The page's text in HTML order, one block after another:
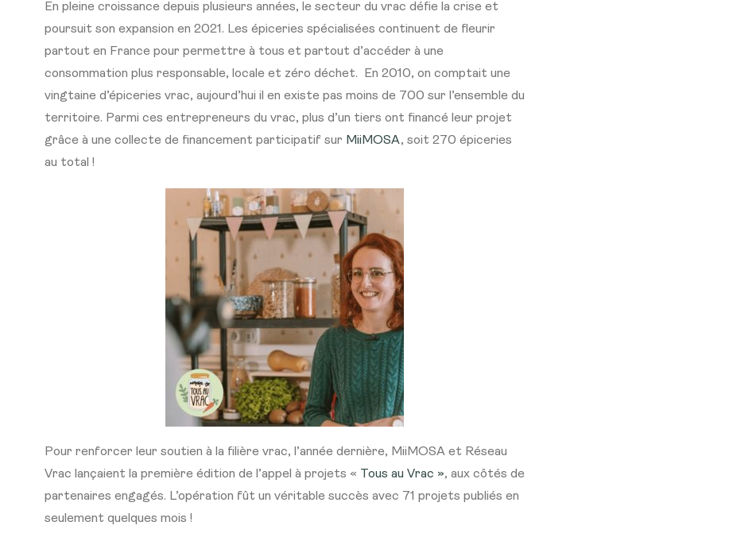
En pleine croissance depuis plusieurs années, le secteur du vrac défie la crise et
poursuit son expansion en 2021. Les épiceries spécialisées continuent de fleurir
partout en France pour permettre à tous et partout d’accéder à une
consommation plus responsable, locale et zéro déchet. En 2010, on comptait une
vingtaine d’épiceries vrac, aujourd’hui il en existe pas moins de 700 sur l’ensemble du
territoire. Parmi ces entrepreneurs du vrac, plus d’un tiers ont financé leur projet
grâce à une collecte de financement participatif sur MiiMOSA, soit 270 épiceries
au total !
Pour renforcer leur soutien à la filière vrac, l’année dernière, MiiMOSA et Réseau
Vrac lançaient la première édition de l’appel à projets « Tous au Vrac », aux côtés de
partenaires engagés. L’opération fût un véritable succès avec 71 projets publiés en
seulement quelques mois !